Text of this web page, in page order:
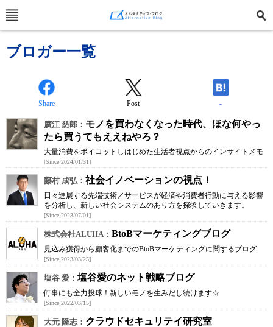
ブロガー一覧
Share Post -
廣江 慈郎： モノを買わなくなった時代、ほな何やっ
たら買うてもええねやろ？
大量消費をボイコットしはじめた生活者視点からのインサイトメモ
[Since 2024/01/31]
藤村 成弘： 社会イノベーションの視点！
日々進展する先端技術／サービスが経済や消費者行動に与える影響
を分析し、新しい社会システムのあり方を探求していきます。
[Since 2023/07/01]
株式会社ALUHA： BtoBマーケティングブログ
見込み獲得から顧客化までのBtoBマーケティングに関するブログ
[Since 2023/03/25]
塩谷 愛： 塩谷愛のネット戦略ブログ
何事にも全力投球！新しいモノを生みだし続けます☆
[Since 2022/03/15]
大元 隆志： クラウドセキュリテイ研究室